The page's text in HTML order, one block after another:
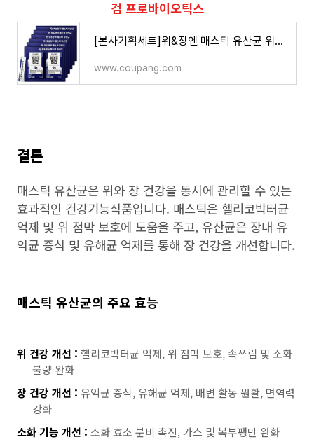
검 프로바이오틱스
[본사기획세트]위&장엔 매스틱 유산균 위건강 매스틱검 프로바이오틱스 - 기타건강식품 | 쿠팡
www.coupang.com
결론
매스틱 유산균은 위와 장 건강을 동시에 관리할 수 있는
효과적인 건강기능식품입니다. 매스틱은 헬리코박터균
억제 및 위 점막 보호에 도움을 주고, 유산균은 장내 유
익균 증식 및 유해균 억제를 통해 장 건강을 개선합니다.
매스틱 유산균의 주요 효능
위 건강 개선 : 헬리코박터균 억제, 위 점막 보호, 속쓰림 및 소화
불량 완화
장 건강 개선 : 유익균 증식, 유해균 억제, 배변 활동 원활, 면역력
강화
소화 기능 개선 : 소화 효소 분비 촉진, 가스 및 복부팽만 완화